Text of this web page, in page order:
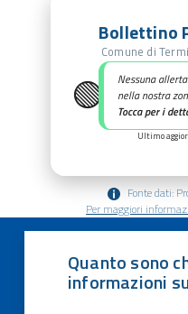
🟢
Bollettino
Comune di
Nessuna
nella nostra
Tocca per i
Ultimo
Fonte dati:
Per maggiori
Quanto sono
informazioni